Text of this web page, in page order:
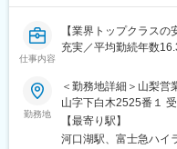
■取引先
ソニー・キヤノン・
キ・マツダ・日立製作
リコー・東芝・日本
変更の範囲：会社の定
原則定時退社・土日
トと仕事の両立がしや
事業所には10名前後
で腰を据えて働ける環
ため、感謝される機会
（3）業界最大手・安定
仕事内容
【業界トップクラス
充実／平均勤続年数
■職務内容：
自動車などモビリティ
れる『特殊鋼』のル
＜具体的な業務内容＞
勤務地
＜勤務地詳細＞山梨営
山字下白木2525番１
社の定める事業所
【最寄り駅】
河口湖駅、富士急ハイ